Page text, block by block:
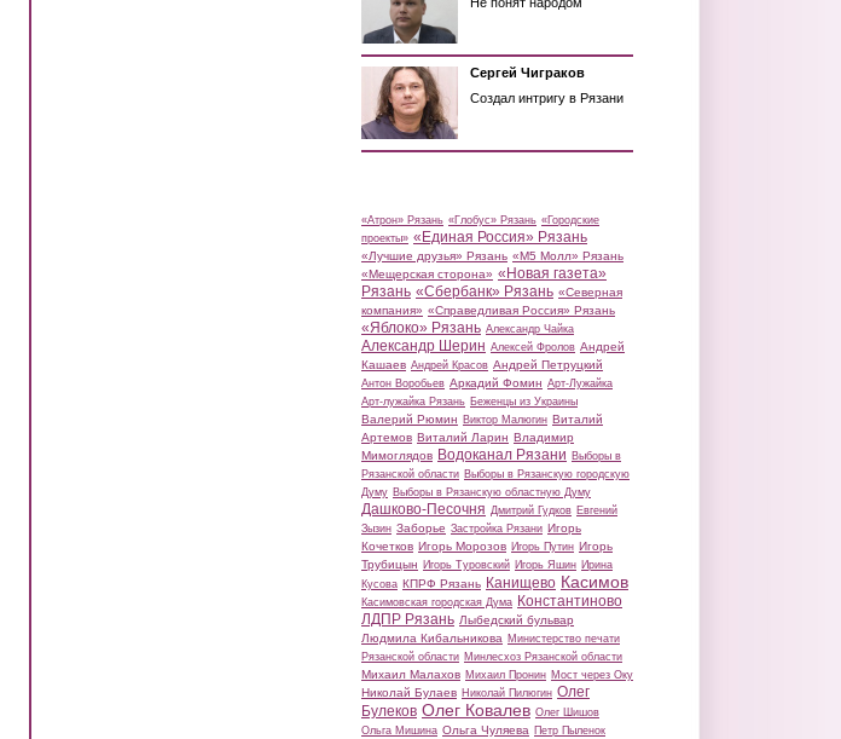
Сергей Чиграков
Создал интригу в Рязани
«Атрон» Рязань «Глобус» Рязань «Городские
проекты» «Единая Россия» Рязань
«Лучшие друзья» Рязань «М5 Молл» Рязань
«Мещерская сторона» «Новая газета»
Рязань «Сбербанк» Рязань «Северная
компания» «Справедливая Россия» Рязань
«Яблоко» Рязань Александр Чайка
Александр Шерин Алексей Фролов Андрей
Кашаев Андрей Красов Андрей Петруцкий
Антон Воробьев Аркадий Фомин Арт-Лужайка
Арт-лужайка Рязань Беженцы из Украины
Валерий Рюмин Виктор Малюгин Виталий
Артемов Виталий Ларин Владимир
Мимоглядов Водоканал Рязани Выборы в
Рязанской области Выборы в Рязанскую городскую
Думу Выборы в Рязанскую областную Думу
Дашково-Песочня Дмитрий Гудков Евгений
Зызин Заборье Застройка Рязани Игорь
Кочетков Игорь Морозов Игорь Путин Игорь
Трубицын Игорь Туровский Игорь Яшин Ирина
Кусова КПРФ Рязань Канищево Касимов
Касимовская городская Дума Константиново
ЛДПР Рязань Лыбедский бульвар
Людмила Кибальникова Министерство печати
Рязанской области Минлесхоз Рязанской области
Михаил Малахов Михаил Пронин Мост через Оку
Николай Булаев Николай Пилюгин Олег
Булеков Олег Ковалев Олег Шишов
Ольга Мишина Ольга Чуляева Петр Пыленок